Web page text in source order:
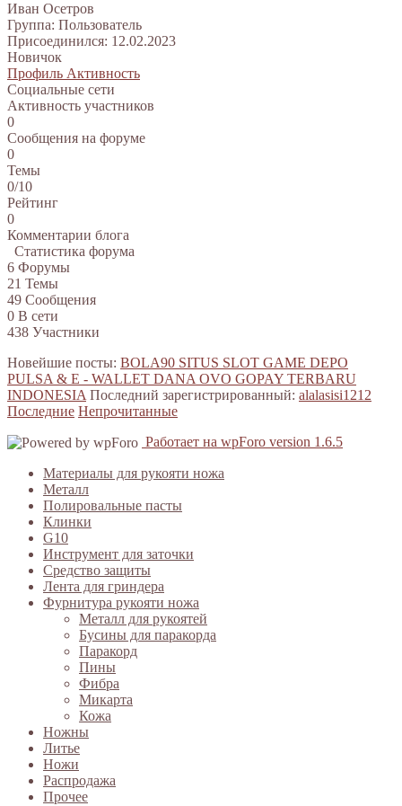
Иван Осетров
Группа: Пользователь
Присоединился: 12.02.2023
Новичок
Профиль Активность
Социальные сети
Активность участников
0
Сообщения на форуме
0
Темы
0/10
Рейтинг
0
Комментарии блога
Статистика форума
6 Форумы
21 Темы
49 Сообщения
0 В сети
438 Участники
Новейшие посты: BOLA90 SITUS SLOT GAME DEPO
PULSA & E - WALLET DANA OVO GOPAY TERBARU
INDONESIA Последний зарегистрированный: alalasisi1212
Последние Непрочитанные
Работает на wpForo version 1.6.5
Материалы для рукояти ножа
Металл
Полировальные пасты
Клинки
G10
Инструмент для заточки
Средство защиты
Лента для гриндера
Фурнитура рукояти ножа
Металл для рукоятей
Бусины для паракорда
Паракорд
Пины
Фибра
Микарта
Кожа
Ножны
Литье
Ножи
Распродажа
Прочее